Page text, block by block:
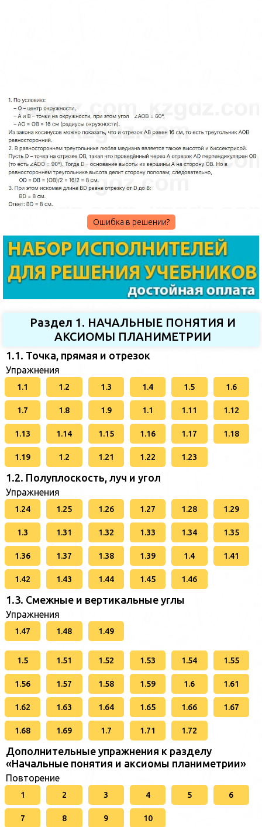
Ошибка в решении?
Раздел 1. НАЧАЛЬНЫЕ ПОНЯТИЯ И
АКСИОМЫ ПЛАНИМЕТРИИ
1.1. Точка, прямая и отрезок
Упражнения
1.1 1.2 1.3 1.4 1.5 1.6
1.7 1.8 1.9 1.1 1.11 1.12
1.13 1.14 1.15 1.16 1.17 1.18
1.19 1.2 1.21 1.22 1.23
1.2. Полуплоскость, луч и угол
Упражнения
1.24 1.25 1.26 1.27 1.28 1.29
1.3 1.31 1.32 1.33 1.34 1.35
1.36 1.37 1.38 1.39 1.4 1.41
1.42 1.43 1.44 1.45 1.46
1.3. Смежные и вертикальные углы
Упражнения
1.47 1.48 1.49
1.5 1.51 1.52 1.53 1.54 1.55
1.56 1.57 1.58 1.59 1.6 1.61
1.62 1.63 1.64 1.65 1.66 1.67
1.68 1.69 1.7 1.71 1.72
Дополнительные упражнения к разделу
«Начальные понятия и аксиомы планиметрии»
Повторение
1 2 3 4 5 6
7 8 9 10